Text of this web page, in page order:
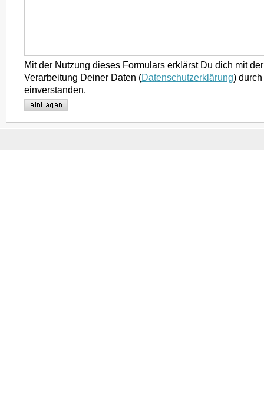
Mit der Nutzung dieses Formulars erklärst Du dich mit
Verarbeitung Deiner Daten (Datenschutzerklärung)
einverstanden.